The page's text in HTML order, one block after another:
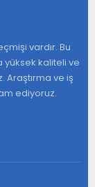
vardır. Bu
kaliteli ve
Araştırma ve iş
ediyoruz.